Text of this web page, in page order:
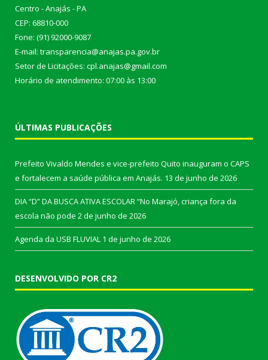
Centro - Anajás - PA
CEP: 68810-000
Fone: (91) 92000-9087
E-mail: transparencia@anajas.pa.gov.br
Setor de Licitações: cpl.anajas@gmail.com
Horário de atendimento: 07:00 às 13:00
ÚLTIMAS PUBLICAÇÕES
Prefeito Vivaldo Mendes e vice-prefeito Quito inauguram o CAPS
e fortalecem a saúde pública em Anajás. 13 de junho de 2026
DIA “D” DA BUSCA ATIVA ESCOLAR “No Marajó, criança fora da
escola não pode 2 de junho de 2026
Agenda da USB FLUVIAL 1 de junho de 2026
DESENVOLVIDO POR CR2